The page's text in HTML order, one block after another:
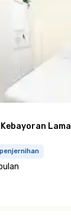
Lama
bulan